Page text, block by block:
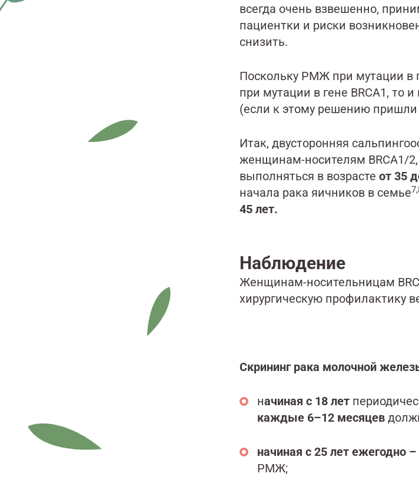
всегда очень взвешенно,
пациентки и риски
снизить.
Поскольку РМЖ при мутации в
при мутации в гене BRCA1, то
(если к этому решению пришли
Итак, двусторонняя
женщинам-носителям BRCA1/
выполняться в возрасте от 35
начала рака яичников в семье
45 лет.
Наблюдение
Женщинам-носительницам
хирургическую профилактику
Скрининг рака молочной
начиная с 18 лет
каждые 6–12 месяцев
начиная с 25 лет ежегодно –
РМЖ;